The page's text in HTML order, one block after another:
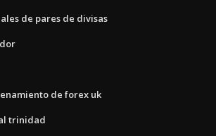
de pares de divisas
de forex uk
trinidad